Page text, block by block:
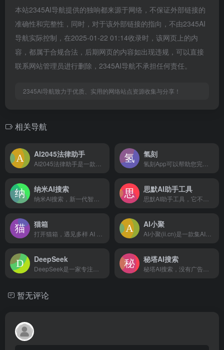
本站2345AI导航提供的独响都来源于网络，不保证外部链接的
准确性和完整性，同时，对于该外部链接的指向，不由2345AI
导航实际控制，在2025-01-22 01:14收录时，该网页上的内
容，都属于合规合法，后期网页的内容如出现违规，可以直接
联系网站管理员进行删除，2345AI导航不承担任何责任。
2345AI导航致力于优质、实用的网络站点资源收集与分享！
相关导航
AI2045法律助手 氢刻
纳米AI搜索 思默AI助手工具
猫箱 AI小聚
DeepSeek 秘塔AI搜索
暂无评论